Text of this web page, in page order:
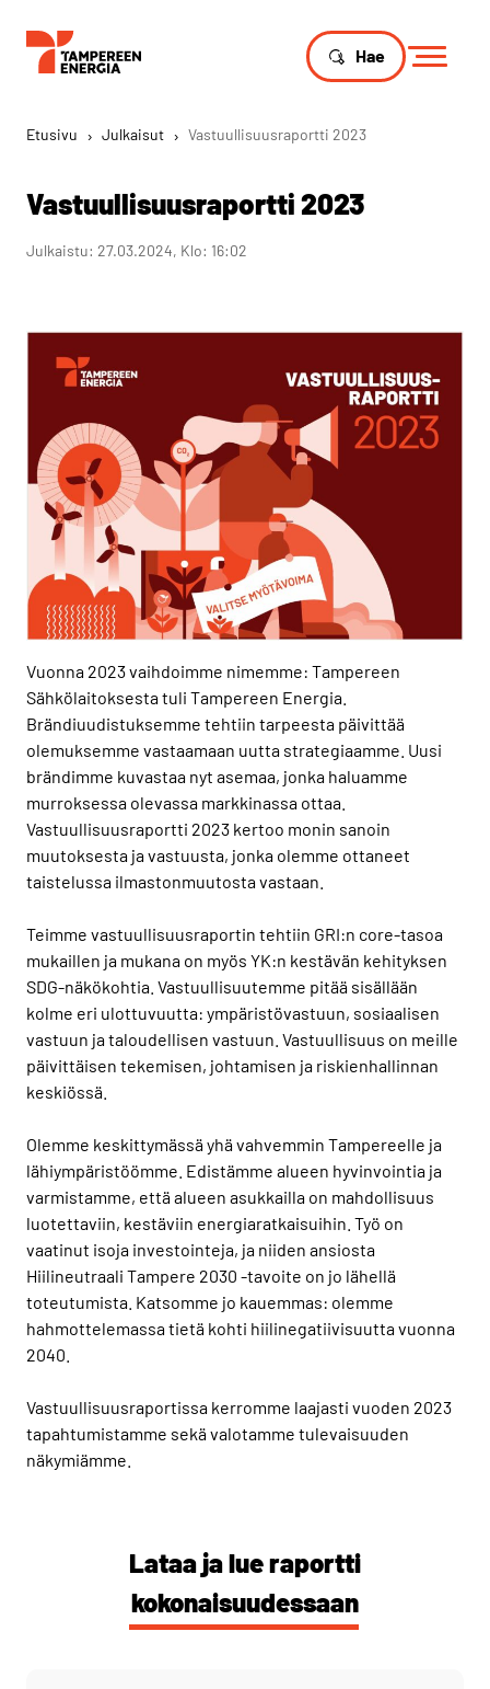
Hae
Etusivu › Julkaisut › Vastuullisuusraportti 2023
Vastuullisuusraportti 2023
Julkaistu: 27.03.2024, Klo: 16:02
Vuonna 2023 vaihdoimme nimemme: Tampereen
Sähkölaitoksesta tuli Tampereen Energia.
Brändiuudistuksemme tehtiin tarpeesta päivittää
olemuksemme vastaamaan uutta strategiaamme. Uusi
brändimme kuvastaa nyt asemaa, jonka haluamme
murroksessa olevassa markkinassa ottaa.
Vastuullisuusraportti 2023 kertoo monin sanoin
muutoksesta ja vastuusta, jonka olemme ottaneet
taistelussa ilmastonmuutosta vastaan.
Teimme vastuullisuusraportin tehtiin GRI:n core-tasoa
mukaillen ja mukana on myös YK:n kestävän kehityksen
SDG-näkökohtia. Vastuullisuutemme pitää sisällään
kolme eri ulottuvuutta: ympäristövastuun, sosiaalisen
vastuun ja taloudellisen vastuun. Vastuullisuus on meille
päivittäisen tekemisen, johtamisen ja riskienhallinnan
keskiössä.
Olemme keskittymässä yhä vahvemmin Tampereelle ja
lähiympäristöömme. Edistämme alueen hyvinvointia ja
varmistamme, että alueen asukkailla on mahdollisuus
luotettaviin, kestäviin energiaratkaisuihin. Työ on
vaatinut isoja investointeja, ja niiden ansiosta
Hiilineutraali Tampere 2030 -tavoite on jo lähellä
toteutumista. Katsomme jo kauemmas: olemme
hahmottelemassa tietä kohti hiilinegatiivisuutta vuonna
2040.
Vastuullisuusraportissa kerromme laajasti vuoden 2023
tapahtumistamme sekä valotamme tulevaisuuden
näkymiämme.
Lataa ja lue raportti
kokonaisuudessaan